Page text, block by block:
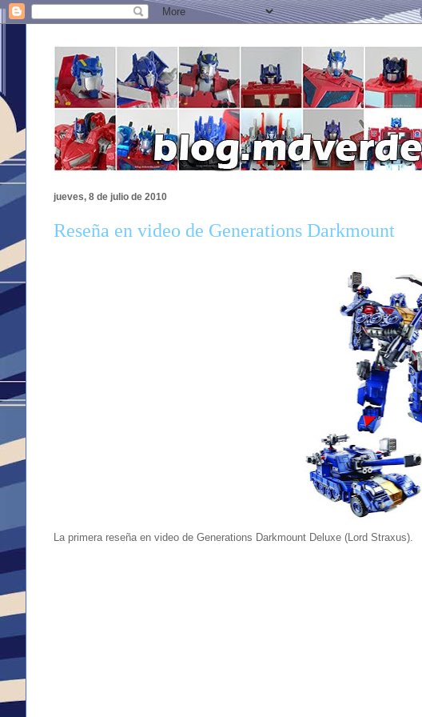
jueves, 8 de julio de 2010
Reseña en video de Generations Darkmount
La primera reseña en video de Generations Darkmount Deluxe (Lord Straxus).